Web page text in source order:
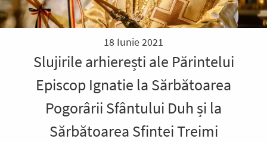
18 Iunie 2021
Slujirile arhierești ale Părintelui
Episcop Ignatie la Sărbătoarea
Pogorârii Sfântului Duh și la
Sărbătoarea Sfintei Treimi